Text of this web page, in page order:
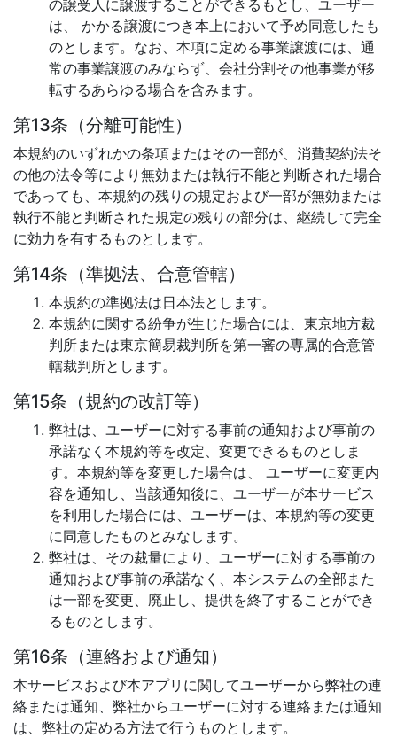
の譲受人に譲渡することができるもとし、ユーザー
は、 かかる譲渡につき本上において予め同意したも
のとします。なお、本項に定める事業譲渡には、通
常の事業譲渡のみならず、会社分割その他事業が移
転するあらゆる場合を含みます。
第13条（分離可能性）
本規約のいずれかの条項またはその一部が、消費契約法そ
の他の法令等により無効または執行不能と判断された場合
であっても、本規約の残りの規定および一部が無効または
執行不能と判断された規定の残りの部分は、継続して完全
に効力を有するものとします。
第14条（準拠法、合意管轄）
本規約の準拠法は日本法とします。
本規約に関する紛争が生じた場合には、東京地方裁
判所または東京簡易裁判所を第一審の専属的合意管
轄裁判所とします。
第15条（規約の改訂等）
弊社は、ユーザーに対する事前の通知および事前の
承諾なく本規約等を改定、変更できるものとしま
す。本規約等を変更した場合は、 ユーザーに変更内
容を通知し、当該通知後に、ユーザーが本サービス
を利用した場合には、ユーザーは、本規約等の変更
に同意したものとみなします。
弊社は、その裁量により、ユーザーに対する事前の
通知および事前の承諾なく、本システムの全部また
は一部を変更、廃止し、提供を終了することができ
るものとします。
第16条（連絡および通知）
本サービスおよび本アプリに関してユーザーから弊社の連
絡または通知、弊社からユーザーに対する連絡または通知
は、弊社の定める方法で行うものとします。